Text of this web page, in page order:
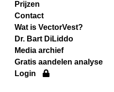
Prijzen
Contact
Wat is VectorVest?
Dr. Bart DiLiddo
Media archief
Gratis aandelen analyse
Login